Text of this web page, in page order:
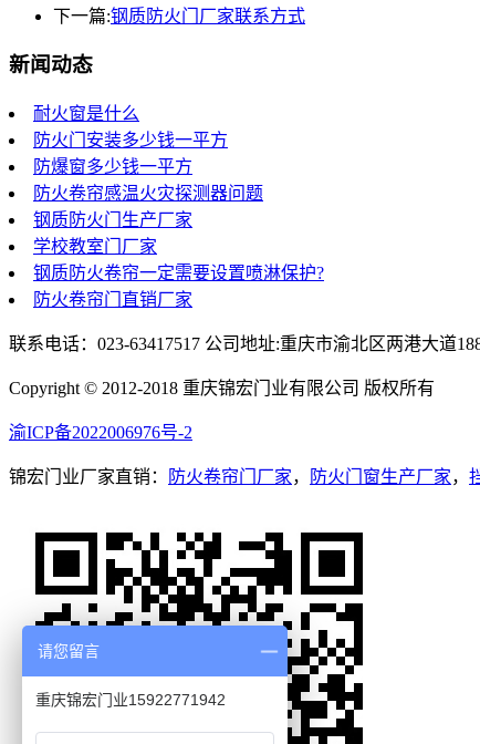
下一篇:钢质防火门厂家联系方式
新闻动态
耐火窗是什么
防火门安装多少钱一平方
防爆窗多少钱一平方
防火卷帘感温火灾探测器问题
钢质防火门生产厂家
学校教室门厂家
钢质防火卷帘一定需要设置喷淋保护?
防火卷帘门直销厂家
联系电话：023-63417517 公司地址:重庆市渝北区两港大道
Copyright © 2012-2018 重庆锦宏门业有限公司 版权所有
渝ICP备2022006976号-2
锦宏门业厂家直销： 防火卷帘门厂家， 防火门窗生产厂家，
请您留言
重庆锦宏门业15922771942